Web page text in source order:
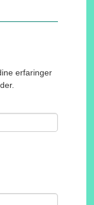
erfaringer